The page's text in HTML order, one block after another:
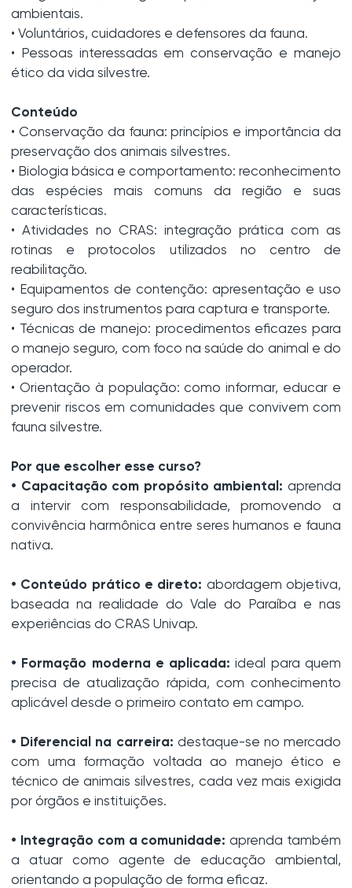
ambientais.
• Voluntários, cuidadores e defensores da fauna.
• Pessoas interessadas em conservação e manejo
ético da vida silvestre.
Conteúdo
• Conservação da fauna: princípios e importância da
preservação dos animais silvestres.
• Biologia básica e comportamento: reconhecimento
das espécies mais comuns da região e suas
características.
• Atividades no CRAS: integração prática com as
rotinas e protocolos utilizados no centro de
reabilitação.
• Equipamentos de contenção: apresentação e uso
seguro dos instrumentos para captura e transporte.
• Técnicas de manejo: procedimentos eficazes para
o manejo seguro, com foco na saúde do animal e do
operador.
• Orientação à população: como informar, educar e
prevenir riscos em comunidades que convivem com
fauna silvestre.
Por que escolher esse curso?
• Capacitação com propósito ambiental: aprenda
a intervir com responsabilidade, promovendo a
convivência harmônica entre seres humanos e fauna
nativa.
• Conteúdo prático e direto: abordagem objetiva,
baseada na realidade do Vale do Paraíba e nas
experiências do CRAS Univap.
• Formação moderna e aplicada: ideal para quem
precisa de atualização rápida, com conhecimento
aplicável desde o primeiro contato em campo.
• Diferencial na carreira: destaque-se no mercado
com uma formação voltada ao manejo ético e
técnico de animais silvestres, cada vez mais exigida
por órgãos e instituições.
• Integração com a comunidade: aprenda também
a atuar como agente de educação ambiental,
orientando a população de forma eficaz.